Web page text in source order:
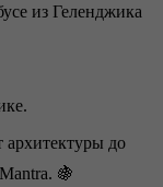
из Геленджика
архитектуры до
🍇